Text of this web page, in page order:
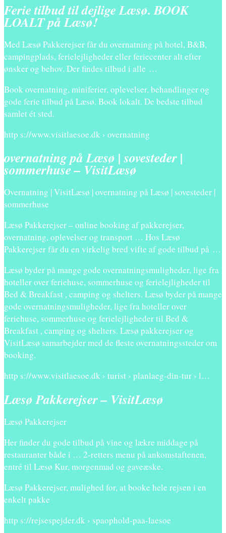
Ferie tilbud til dejlige Læsø. BOOK
LOALT på Læsø!
Med Læsø Pakkerejser får du overnatning på hotel, B&B,
campingplads, ferielejligheder eller feriecenter alt efter
ønsker og behov. Der findes tilbud i alle …
Book overnatning, miniferier, oplevelser, behandlinger og
gode ferie tilbud på Læsø. Book lokalt. De bedste tilbud
samlet ét sted.
http s://www.visitlaesoe.dk › overnatning
overnatning på Læsø | sovesteder |
sommerhuse – VisitLæsø
Overnatning | VisitLæsø | overnatning på Læsø | sovesteder |
sommerhuse
Læsø Pakkerejser – online booking af pakkerejser,
overnatning, oplevelser og transport … Hos Læsø
Pakkerejser får du en virkelig bred vifte af gode tilbud på …
Læsø byder på mange gode overnatningsmuligheder, lige fra
hoteller over feriehuse, sommerhuse og ferielejligheder til
Bed & Breakfast , camping og shelters. Læsø byder på mange
gode overnatningsmuligheder, lige fra hoteller over
feriehuse, sommerhuse og ferielejligheder til Bed &
Breakfast , camping og shelters. Læsø pakkerejser og
VisitLæsø samarbejder med de fleste overnatningssteder om
booking.
http s://www.visitlaesoe.dk › turist › planlaeg-din-tur › l…
Læsø Pakkerejser – VisitLæsø
Læsø Pakkerejser
Her finder du gode tilbud på vine og lækre middage på
restauranter både i … 2-retters menu på ankomstaftenen,
entré til Læsø Kur, morgenmad og gaveæske.
Læsø Pakkerejser, mulighed for, at booke hele rejsen i en
enkelt pakke
http s://rejsespejder.dk › spaophold-paa-laesoe